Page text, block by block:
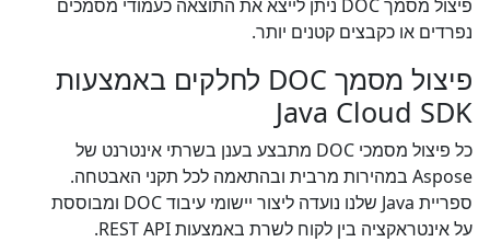
פיצול מסמך DOC ניתן לייצא את התוצאה כעמודי מסמכים
נפרדים או כקבצים קטנים יותר.
פיצול מסמך DOC לחלקים באמצעות
Java Cloud SDK
כל פיצול מסמכי DOC מתבצע בענן בשרתי אינטרנט של
Aspose במהירות מרבית ובהתאמה לכל תקני האבטחה.
ספריית Java שלנו נועדה ליצור יישומי עיבוד DOC ומבוססת
על אינטראקציה בין לקוח לשרת באמצעות REST API.